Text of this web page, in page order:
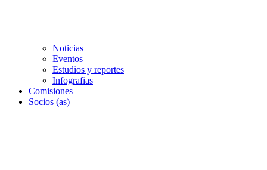
Noticias
Eventos
Estudios y reportes
Infografias
Comisiones
Socios (as)